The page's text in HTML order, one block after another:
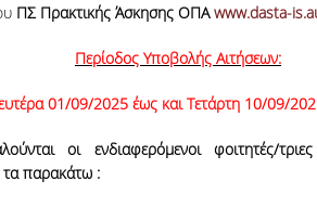
ΠΣ Πρακτικής Άσκησης ΟΠΑ www.dasta-
Περίοδος Υποβολής Αιτήσεων:
01/09/2025 έως και Τετάρτη 10/09/
οι ενδιαφερόμενοι φοιτητές/
παρακάτω :